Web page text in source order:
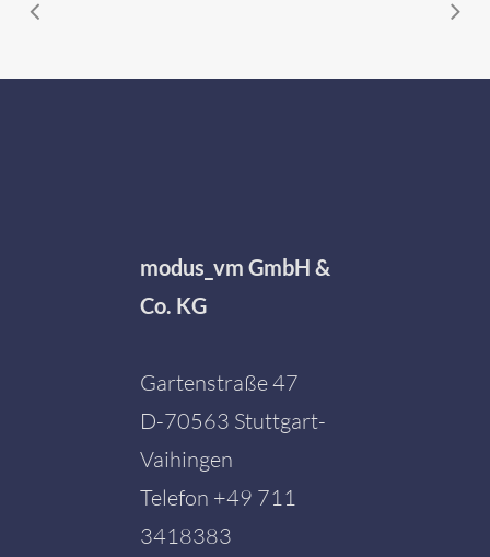
modus_vm GmbH &
Co. KG
Gartenstraße 47
D-70563 Stuttgart-
Vaihingen
Telefon +49 711
3418383